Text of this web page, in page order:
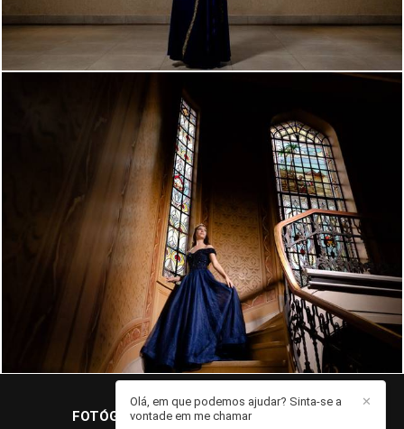
3626 47
FOTÓGRAFO JOHN EDGARD
✕
Olá, em que podemos ajudar? Sinta-se a
vontade em me chamar